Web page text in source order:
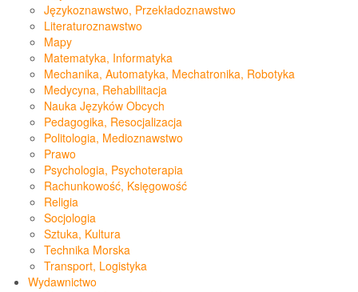
Językoznawstwo, Przekładoznawstwo
Literaturoznawstwo
Mapy
Matematyka, Informatyka
Mechanika, Automatyka, Mechatronika, Robotyka
Medycyna, Rehabilitacja
Nauka Języków Obcych
Pedagogika, Resocjalizacja
Politologia, Medioznawstwo
Prawo
Psychologia, Psychoterapia
Rachunkowość, Księgowość
Religia
Socjologia
Sztuka, Kultura
Technika Morska
Transport, Logistyka
Wydawnictwo